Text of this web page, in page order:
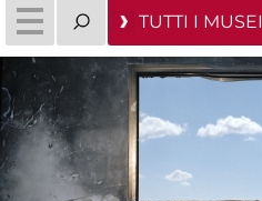
TUTTI I MUSEI